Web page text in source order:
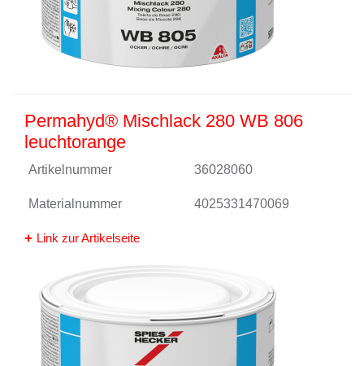
Permahyd® Mischlack 280 WB 806
leuchtorange
Artikelnummer 36028060
Materialnummer 4025331470069
Link zur Artikelseite